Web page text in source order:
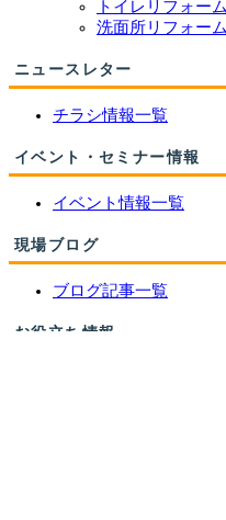
トイレリフォーム
洗面所リフォーム
ニュースレター
チラシ情報一覧
イベント・セミナー情報
イベント情報一覧
現場ブログ
ブログ記事一覧
お役立ち情報